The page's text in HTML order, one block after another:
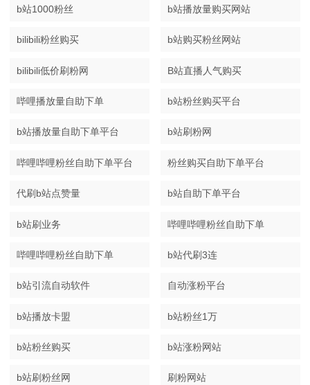
b站1000粉丝 b站播放量购买网站
bilibili粉丝购买 b站购买粉丝网站
bilibili低价刷粉网 B站直播人气购买
哔哩播放量自助下单 b站粉丝购买平台
b站播放量自助下单平台 b站刷粉网
哔哩哔哩粉丝自助下单平台 粉丝购买自助下单平台
代刷b站点赞量 b站自助下单平台
b站刷业务 哔哩哔哩粉丝自助下单
哔哩哔哩粉丝自助下单 b站代刷3连
b站引流自动软件 自动涨粉平台
b站播放卡盟 b站粉丝1万
b站粉丝购买 b站涨粉网站
b站刷粉丝网 刷粉网站